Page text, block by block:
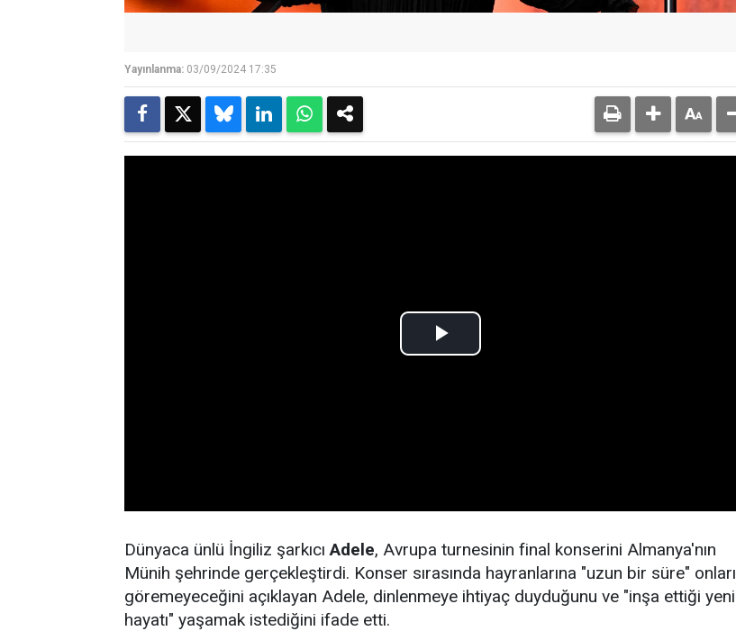
Yayınlanma: 03/09/2024 17:35
Dünyaca ünlü İngiliz şarkıcıAdele, Avrupa turnesinin final konserini Almanya'nın
Münih şehrinde gerçekleştirdi. Konser sırasında hayranlarına "uzun bir süre" onları
göremeyeceğini açıklayan Adele, dinlenmeye ihtiyaç duyduğunu ve "inşa ettiği yeni
hayatı" yaşamak istediğini ifade etti.